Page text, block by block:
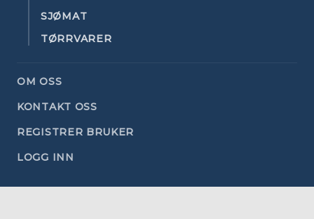
SJØMAT
TØRRVARER
OM OSS
KONTAKT OSS
REGISTRER BRUKER
LOGG INN